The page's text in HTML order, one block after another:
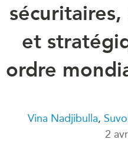
Ce que nous faisons
Qui nous sommes
Transparence
RECHERCHE
et
ordre
Vina Nadjibulla,
2